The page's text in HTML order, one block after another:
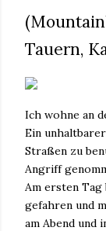
Tauern,
Ich wohne an
Ein
Straßen zu
Angriff
Am ersten Tag
gefahren und
am Abend und